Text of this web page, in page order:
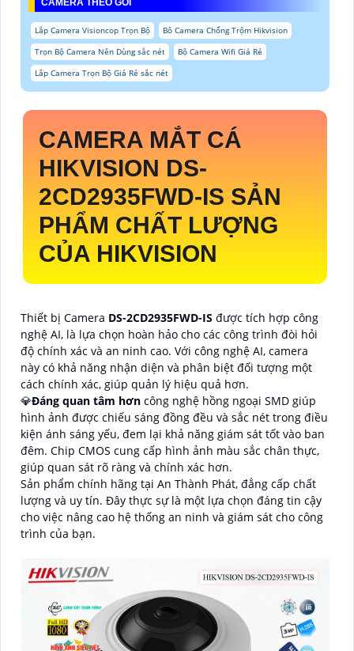
CAMERA THEO GÓI
Lắp Camera Visioncop Trọn Bộ
Bô Camera Chống Trộm Hikvision
Trọn Bộ Camera Nên Dùng sắc nét
Bộ Camera Wifi Giá Rẻ
Lắp Camera Trọn Bộ Giá Rẻ sắc nét
CAMERA MẮT CÁ
HIKVISION DS-
2CD2935FWD-IS SẢN
PHẨM CHẤT LƯỢNG
CỦA HIKVISION
Thiết bị Camera DS-2CD2935FWD-IS được tích hợp công
nghệ AI, là lựa chọn hoàn hảo cho các công trình đòi hỏi
độ chính xác và an ninh cao. Với công nghệ AI, camera
này có khả năng nhận diện và phân biệt đối tượng một
cách chính xác, giúp quản lý hiệu quả hơn.
💎Đáng quan tâm hơn công nghệ hồng ngoại SMD giúp
hình ảnh được chiếu sáng đồng đều và sắc nét trong điều
kiện ánh sáng yếu, đem lại khả năng giám sát tốt vào ban
đêm. Chip CMOS cung cấp hình ảnh màu sắc chân thực,
giúp quan sát rõ ràng và chính xác hơn.
Sản phẩm chính hãng tại An Thành Phát, đẳng cấp chất
lượng và uy tín. Đây thực sự là một lựa chọn đáng tin cậy
cho việc nâng cao hệ thống an ninh và giám sát cho công
trình của bạn.